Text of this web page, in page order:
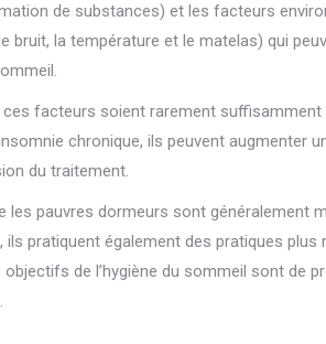
de substances) et les facteurs
bruit, la température et le matelas) qui
ces facteurs soient rarement suffisamment
chronique, ils peuvent augmenter
du traitement.
les pauvres dormeurs sont généralement
ils pratiquent également des pratiques
objectifs de l’hygiène du sommeil sont de